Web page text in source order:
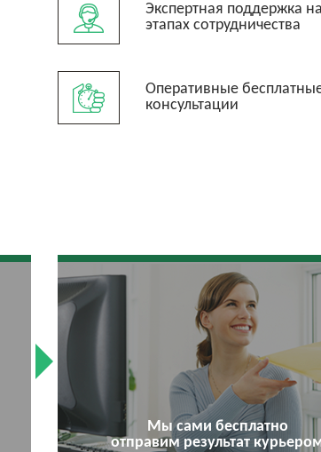
Экспертная поддержка
этапах сотрудничества
Оперативные
консультации
Мы сами бесплатно
отправим результат